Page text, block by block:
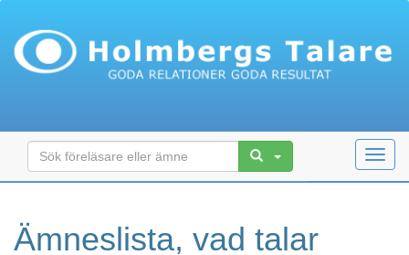
Ämneslista, vad talar